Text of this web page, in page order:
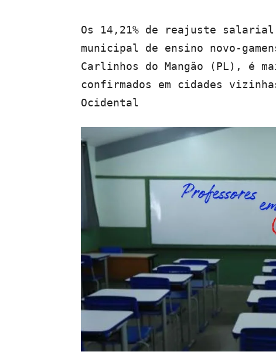
Os 14,21% de reajuste
municipal de ensino novo-
Carlinhos do Mangão (PL), é
confirmados em cidades
Ocidental